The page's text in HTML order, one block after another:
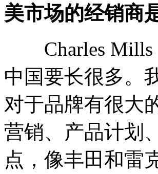
美市场的经销商
Charles Mills
中国要长很多。
对于品牌有很大
营销、产品计划
点，像丰田和雷